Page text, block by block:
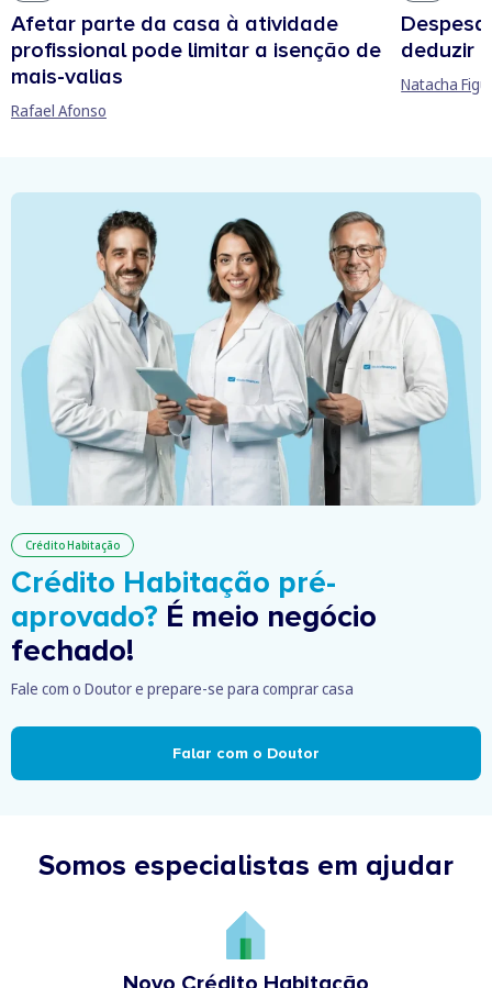
Afetar parte da casa à atividade
profissional pode limitar a isenção de
mais-valias
Rafael Afonso
deduzir
Natacha
Crédito Habitação
Crédito Habitação pré-
aprovado? É meio negócio
fechado!
Fale com o Doutor e prepare-se para comprar casa
Falar com o Doutor
Somos especialistas em ajudar